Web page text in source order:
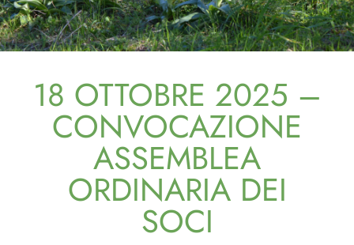
18 OTTOBRE 2025 –
CONVOCAZIONE
ASSEMBLEA
ORDINARIA DEI
SOCI